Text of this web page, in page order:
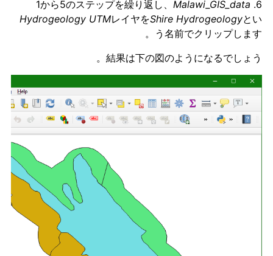
6. 1から5のステップを繰り返し、
Malawi_GIS_data
Hydrogeology UTMレイヤをShire Hydrogeologyとい
う名前でクリップします。
結果は下の図のようになるでしょう。